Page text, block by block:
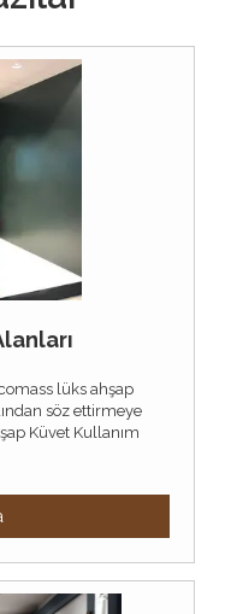
lüks ahşap
söz ettirmeye
Küvet Kullanım